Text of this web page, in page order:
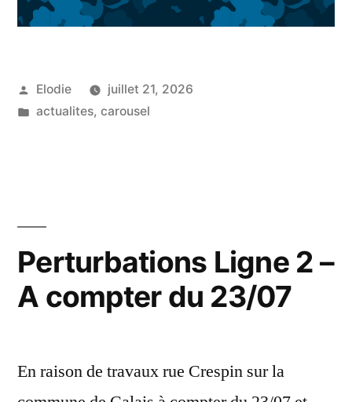
Publié
par
Elodie
juillet 21, 2026
Publié
actualites, carousel
Perturbations Ligne 2 –
A compter du 23/07
En raison de travaux rue Crespin sur la